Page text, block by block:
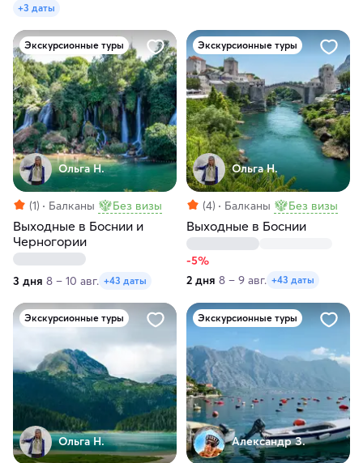
+3 даты
Экскурсионные туры
Ольга Н.
(1) Балканы Без визы
Выходные в Боснии и
Черногории
3 дня 8 – 10 авг. +43 даты
Экскурсионные туры
Ольга Н.
(4) Балканы Без визы
Выходные в Боснии
-5%
2 дня 8 – 9 авг. +43 даты
Экскурсионные туры
Ольга Н.
Экскурсионные туры
Александр З.